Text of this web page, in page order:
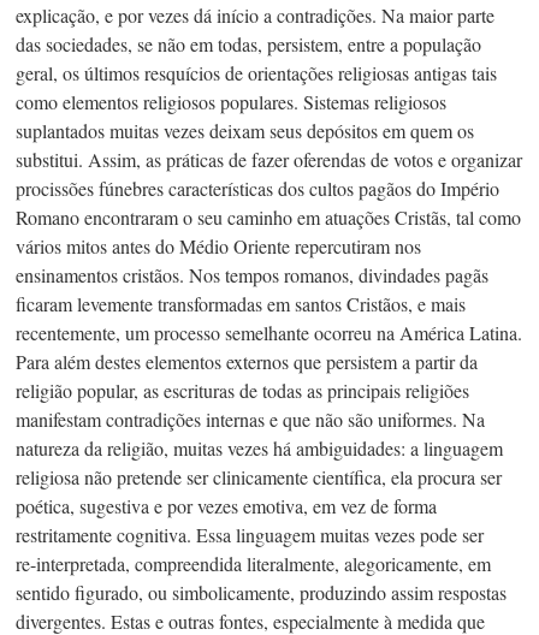
explicação, e por vezes dá início a contradições. Na maior parte
das sociedades, se não em todas, persistem, entre a população
geral, os últimos resquícios de orientações religiosas antigas tais
como elementos religiosos populares. Sistemas religiosos
suplantados muitas vezes deixam seus depósitos em quem os
substitui. Assim, as práticas de fazer oferendas de votos e organizar
procissões fúnebres características dos cultos pagãos do Império
Romano encontraram o seu caminho em atuações Cristãs, tal como
vários mitos antes do Médio Oriente repercutiram nos
ensinamentos cristãos. Nos tempos romanos, divindades pagãs
ficaram levemente transformadas em santos Cristãos, e mais
recentemente, um processo semelhante ocorreu na América Latina.
Para além destes elementos externos que persistem a partir da
religião popular, as escrituras de todas as principais religiões
manifestam contradições internas e que não são uniformes. Na
natureza da religião, muitas vezes há ambiguidades: a linguagem
religiosa não pretende ser clinicamente científica, ela procura ser
poética, sugestiva e por vezes emotiva, em vez de forma
restritamente cognitiva. Essa linguagem muitas vezes pode ser
re-interpretada, compreendida literalmente, alegoricamente, em
sentido figurado, ou simbolicamente, produzindo assim respostas
divergentes. Estas e outras fontes, especialmente à medida que